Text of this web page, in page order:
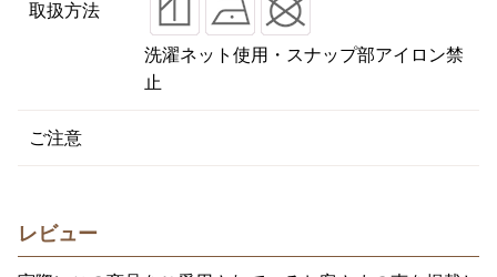
取扱方法
洗濯ネット使用・スナップ部アイロン禁
止
ご注意
レビュー